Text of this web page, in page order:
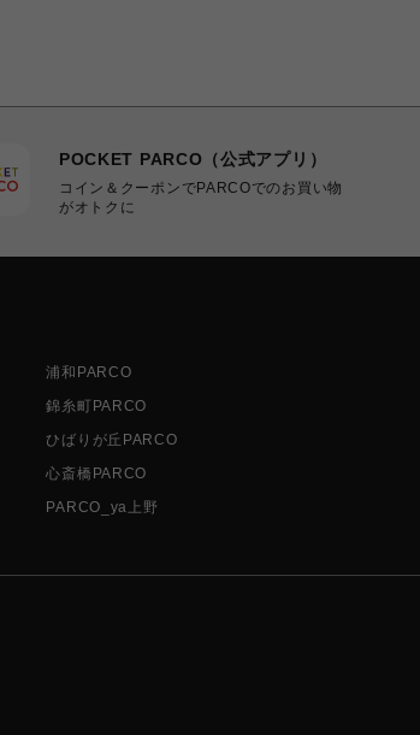
POCKET PARCO（公式アプリ）
コイン＆クーポンでPARCOでのお買い物
がオトクに
浦和PARCO
錦糸町PARCO
ひばりが丘PARCO
心斎橋PARCO
PARCO_ya上野